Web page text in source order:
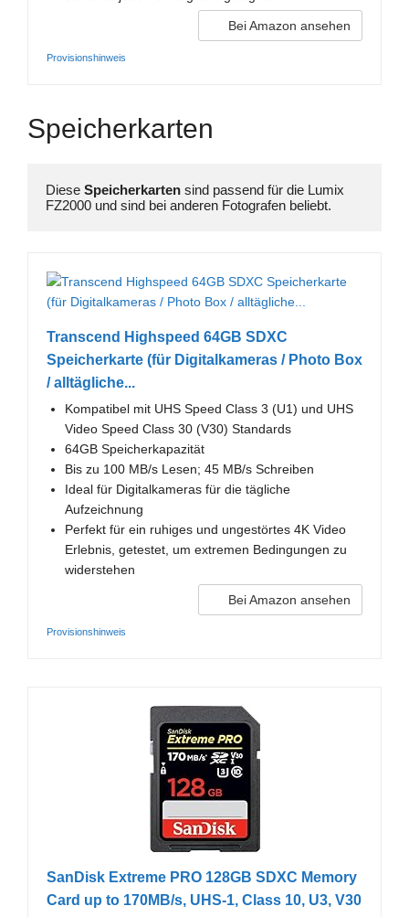
Bei Amazon ansehen
Provisionshinweis
Speicherkarten
Diese Speicherkarten sind passend für die Lumix
FZ2000 und sind bei anderen Fotografen beliebt.
Transcend Highspeed 64GB SDXC
Speicherkarte (für Digitalkameras / Photo Box
/ alltägliche...
Kompatibel mit UHS Speed Class 3 (U1) und UHS
Video Speed Class 30 (V30) Standards
64GB Speicherkapazität
Bis zu 100 MB/s Lesen; 45 MB/s Schreiben
Ideal für Digitalkameras für die tägliche
Aufzeichnung
Perfekt für ein ruhiges und ungestörtes 4K Video
Erlebnis, getestet, um extremen Bedingungen zu
widerstehen
Bei Amazon ansehen
Provisionshinweis
SanDisk Extreme PRO 128GB SDXC Memory
Card up to 170MB/s, UHS-1, Class 10, U3, V30